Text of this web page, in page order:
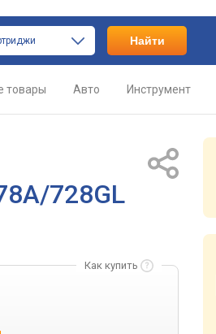
Найти
товары Авто Инструмент
728GL
Как купить